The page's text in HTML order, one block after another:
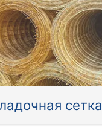
сетка